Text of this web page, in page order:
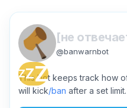
ZZZ
[не
@banwarnbot
This bot keeps track how
will kick ban after a set limit.